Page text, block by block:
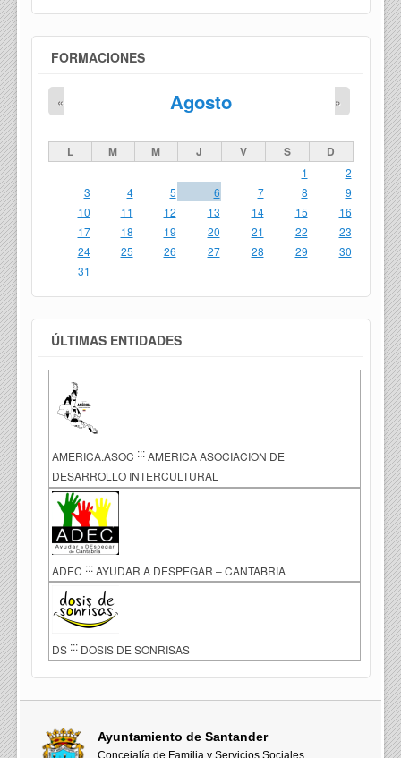
FORMACIONES
Agosto
« »
L M M J V S D
1
2
3
4 5 6 7 8
9
10
11 12 13 14 15
16
17
18 19 20 21 22
23
24
25 26 27 28 29
30
31
ÚLTIMAS ENTIDADES
AMERICA.ASOC ::: AMERICA ASOCIACION DE
DESARROLLO INTERCULTURAL
ADEC ::: AYUDAR A DESPEGAR – CANTABRIA
DS ::: DOSIS DE SONRISAS
Ayuntamiento de Santander
Concejalía de Familia y Servicios Sociales